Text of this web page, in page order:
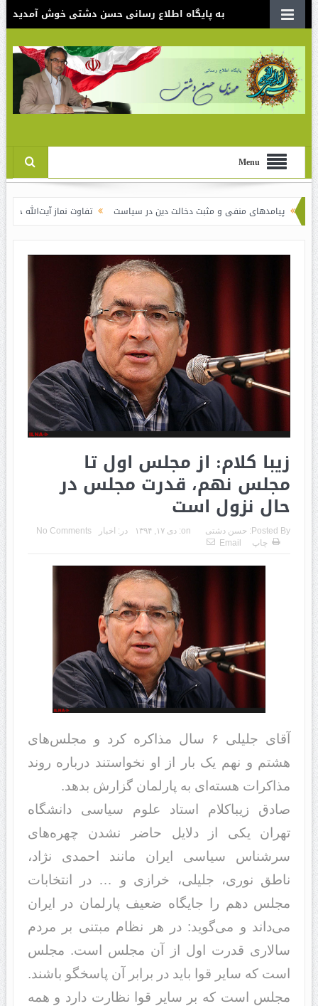
به پایگاه اطلاع رسانی حسن دشتی خوش آمدید
Menu
منفی و مثبت دخالت دین در سیاست تفاوت نماز آیت‌الله خامنه‌ای برای
زیبا کلام: از مجلس اول تا
مجلس نهم، قدرت مجلس در
حال نزول است
Posted By: حسن دشتی on: دی ۱۷, ۱۳۹۴ در: اخبار
No Comments
چاپ
Email
آقای جلیلی ۶ سال مذاکره کرد و مجلس‌های
هشتم و نهم یک بار از او نخواستند درباره روند
مذاکرات‌ هسته‌ای به پارلمان گزارش بدهد.
صادق زیباکلام استاد علوم سیاسی دانشگاه
تهران یکی از دلایل حاضر نشدن چهره‌های
سرشناس سیاسی ایران مانند احمدی نژاد،
ناطق نوری، جلیلی، خرازی و … در انتخابات
مجلس دهم را جایگاه ضعیف پارلمان در ایران
می‌داند و می‌گوید: در هر نظام مبتنی بر مردم
سالاری قدرت اول از آن مجلس است. مجلس
است که سایر قوا باید در برابر آن پاسخگو باشند.
مجلس است که بر سایر قوا نظارت دارد و همه